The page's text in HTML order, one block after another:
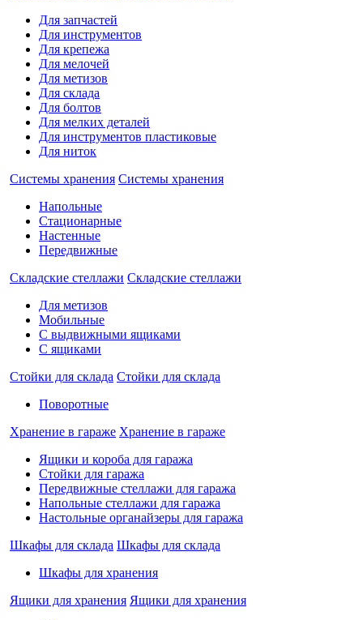
Для запчастей
Для инструментов
Для крепежа
Для мелочей
Для метизов
Для склада
Для болтов
Для мелких деталей
Для инструментов пластиковые
Для ниток
Системы хранения Системы хранения
Напольные
Стационарные
Настенные
Передвижные
Складские стеллажи Складские стеллажи
Для метизов
Мобильные
С выдвижными ящиками
С ящиками
Стойки для склада Стойки для склада
Поворотные
Хранение в гараже Хранение в гараже
Ящики и короба для гаража
Стойки для гаража
Передвижные стеллажи для гаража
Напольные стеллажи для гаража
Настольные органайзеры для гаража
Шкафы для склада Шкафы для склада
Шкафы для хранения
Ящики для хранения Ящики для хранения